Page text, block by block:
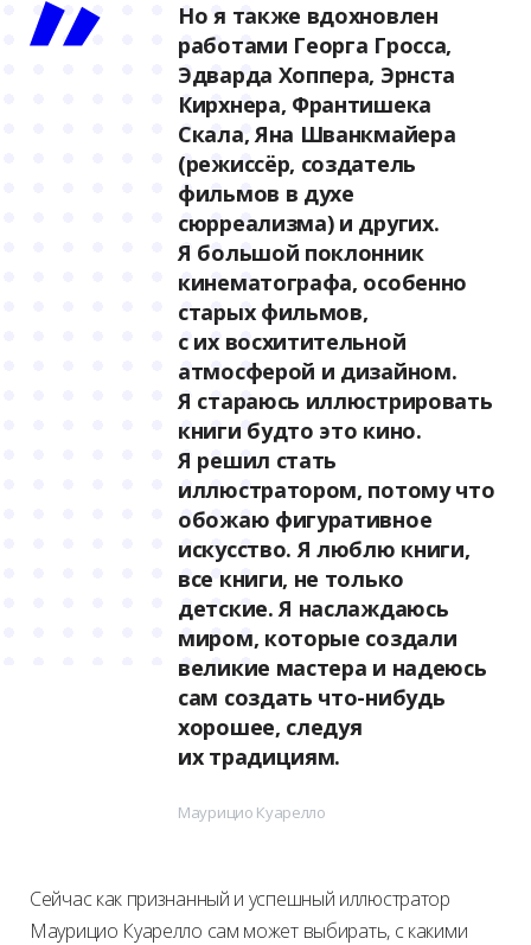
Но я также вдохновлен
работами Георга Гросса,
Эдварда Хоппера, Эрнста
Кирхнера, Франтишека
Скала, Яна Шванкмайера
(режиссёр, создатель
фильмов в духе
сюрреализма) и других.
Я большой поклонник
кинематографа, особенно
старых фильмов,
с их восхитительной
атмосферой и дизайном.
Я стараюсь иллюстрировать
книги будто это кино.
Я решил стать
иллюстратором, потому что
обожаю фигуративное
искусство. Я люблю книги,
все книги, не только
детские. Я наслаждаюсь
миром, которые создали
великие мастера и надеюсь
сам создать что-нибудь
хорошее, следуя
их традициям.
Маурицио Куарелло
Сейчас как признанный и успешный иллюстратор
Маурицио Куарелло сам может выбирать, с какими